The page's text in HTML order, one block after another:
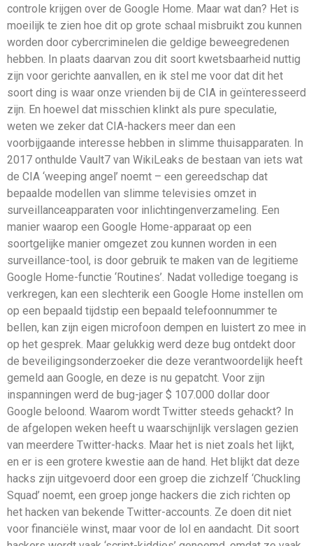
controle krijgen over de Google Home. Maar wat dan? Het is
moeilijk te zien hoe dit op grote schaal misbruikt zou kunnen
worden door cybercriminelen die geldige beweegredenen
hebben. In plaats daarvan zou dit soort kwetsbaarheid nuttig
zijn voor gerichte aanvallen, en ik stel me voor dat dit het
soort ding is waar onze vrienden bij de CIA in geïnteresseerd
zijn. En hoewel dat misschien klinkt als pure speculatie,
weten we zeker dat CIA-hackers meer dan een
voorbijgaande interesse hebben in slimme thuisapparaten. In
2017 onthulde Vault7 van WikiLeaks de bestaan van iets wat
de CIA ‘weeping angel’ noemt – een gereedschap dat
bepaalde modellen van slimme televisies omzet in
surveillanceapparaten voor inlichtingenverzameling. Een
manier waarop een Google Home-apparaat op een
soortgelijke manier omgezet zou kunnen worden in een
surveillance-tool, is door gebruik te maken van de legitieme
Google Home-functie ‘Routines’. Nadat volledige toegang is
verkregen, kan een slechterik een Google Home instellen om
op een bepaald tijdstip een bepaald telefoonnummer te
bellen, kan zijn eigen microfoon dempen en luistert zo mee in
op het gesprek. Maar gelukkig werd deze bug ontdekt door
de beveiligingsonderzoeker die deze verantwoordelijk heeft
gemeld aan Google, en deze is nu gepatcht. Voor zijn
inspanningen werd de bug-jager $ 107.000 dollar door
Google beloond. Waarom wordt Twitter steeds gehackt? In
de afgelopen weken heeft u waarschijnlijk verslagen gezien
van meerdere Twitter-hacks. Maar het is niet zoals het lijkt,
en er is een grotere kwestie aan de hand. Het blijkt dat deze
hacks zijn uitgevoerd door een groep die zichzelf ‘Chuckling
Squad’ noemt, een groep jonge hackers die zich richten op
het hacken van bekende Twitter-accounts. Ze doen dit niet
voor financiële winst, maar voor de lol en aandacht. Dit soort